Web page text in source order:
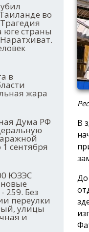
во
юге страны
в
жара
Дума РФ
сентября
ЮЗЭС
259. Без
переулки
улицы
и
В
До